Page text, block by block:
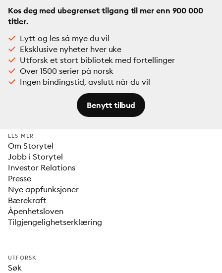
Kos deg med ubegrenset tilgang til mer enn 900 000
titler.
Lytt og les så mye du vil
Eksklusive nyheter hver uke
Utforsk et stort bibliotek med fortellinger
Over 1500 serier på norsk
Ingen bindingstid, avslutt når du vil
Benytt tilbud
LES MER
Om Storytel
Jobb i Storytel
Investor Relations
Presse
Nye appfunksjoner
Bærekraft
Åpenhetsloven
Tilgjengelighetserklæring
UTFORSK
Søk